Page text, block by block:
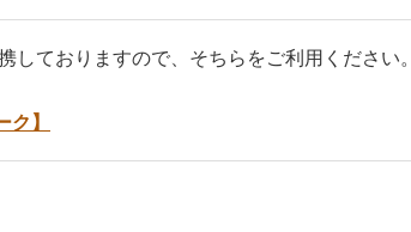
しておりますので、そちらをご利用ください。
ク】